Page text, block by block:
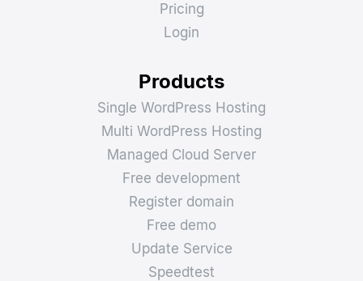
Pricing
Login
Products
Single WordPress Hosting
Multi WordPress Hosting
Managed Cloud Server
Free development
Register domain
Free demo
Update Service
Speedtest